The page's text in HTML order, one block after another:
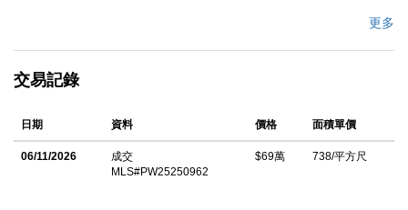
throughout the home, recessed lighting, fresh paint and not to
shaker cabinetry, butcher block counter tops and new stainless
steel appliances! This home also features a great additional
living space down stairs. This area has its own private entrance,
更多
交易記錄
日期 資料 價格 面積單價
06/11/2026
成交
MLS#PW25250962
$69萬 738/平方尺